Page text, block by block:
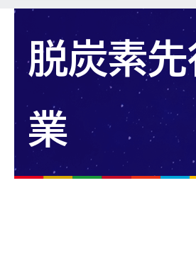
脱炭素
業